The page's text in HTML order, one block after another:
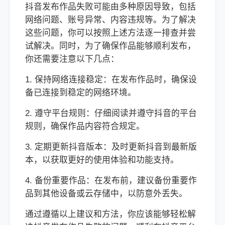
抖音发布作品失败可能由多种原因导致，包括
网络问题、账号异常、内容违规等。为了解决
这些问题，你可以按照上述方法逐一排查并尝
试解决。同时，为了确保作品能够顺利发布，
你还需要注意以下几点：
1. 保持网络连接稳定：在发布作品时，确保设
备已连接到稳定的网络环境。
2. 遵守平台规则：仔细阅读并遵守抖音的平台
规则，确保作品内容符合规定。
3. 定期更新抖音版本：及时更新抖音到最新版
本，以获取更好的使用体验和功能支持。
4. 备份重要作品：在发布前，建议备份重要作
品到其他设备或云存储中，以防意外丢失。
通过遵循以上建议和方法，你应该能够轻松解